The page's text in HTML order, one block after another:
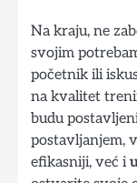
Na kraju, ne
svojim
početnik ili
na kvalitet
budu
postavljanjem,
efikasniji, već i